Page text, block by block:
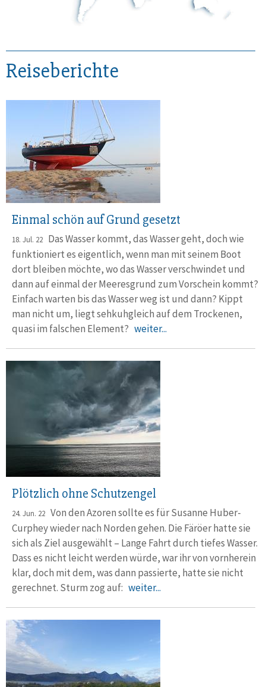
Reiseberichte
Einmal schön auf Grund gesetzt
18. Jul. 22 Das Wasser kommt, das Wasser geht, doch wie
funktioniert es ei­gentlich, wenn man mit seinem Boot
dort bleiben möchte, wo das Wasser verschwindet und
dann auf einmal der Meeresgrund zum Vorschein kommt?
Einfach warten bis das Wasser weg ist und dann? Kippt
man nicht um, liegt sehkuh­gleich auf dem Trockenen,
quasi im falschen Element? weiter...
Plötzlich ohne Schutzengel
24. Jun. 22 Von den Azoren sollte es für Susanne Huber-
Curphey wieder nach Norden gehen. Die Färöer hatte sie
sich als Ziel ausgewählt – Lange Fahrt durch tiefes Wasser.
Dass es nicht leicht werden würde, war ihr von vornherein
klar, doch mit dem, was dann passierte, hatte sie nicht
gerechnet. Sturm zog auf: weiter...